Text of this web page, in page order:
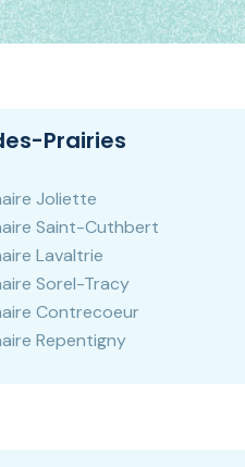
Prairies
Joliette
Saint-Cuthbert
Lavaltrie
Sorel-Tracy
Contrecoeur
Repentigny